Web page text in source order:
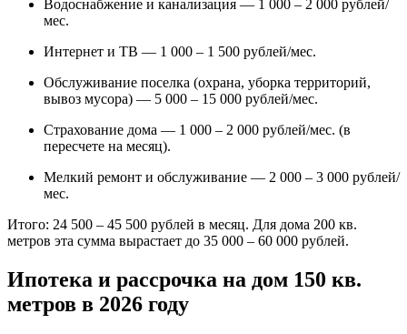
Водоснабжение и канализация — 1 000 – 2 000 рублей/
мес.
Интернет и ТВ — 1 000 – 1 500 рублей/мес.
Обслуживание поселка (охрана, уборка территорий,
вывоз мусора) — 5 000 – 15 000 рублей/мес.
Страхование дома — 1 000 – 2 000 рублей/мес. (в
пересчете на месяц).
Мелкий ремонт и обслуживание — 2 000 – 3 000 рублей/
мес.
Итого: 24 500 – 45 500 рублей в месяц. Для дома 200 кв.
метров эта сумма вырастает до 35 000 – 60 000 рублей.
Ипотека и рассрочка на дом 150 кв.
метров в 2026 году